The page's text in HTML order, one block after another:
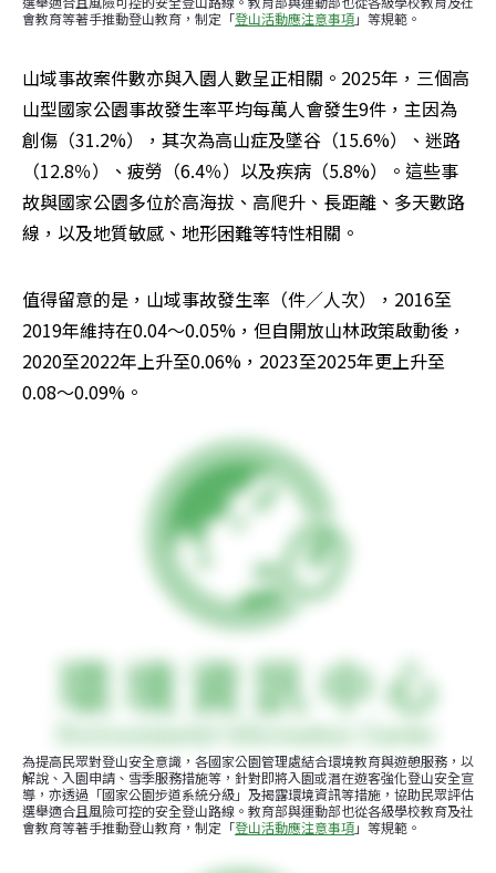
會教育等著手推動登山教育，制定「登山活動應注意事項」等規範。
山域事故案件數亦與入園人數呈正相關。2025年，三個高
山型國家公園事故發生率平均每萬人會發生9件，主因為
創傷（31.2%），其次為高山症及墜谷（15.6%）、迷路
（12.8％）、疲勞（6.4％）以及疾病（5.8%）。這些事
故與國家公園多位於高海拔、高爬升、長距離、多天數路
線，以及地質敏感、地形困難等特性相關。
值得留意的是，山域事故發生率（件／人次），2016至
2019年維持在0.04～0.05%，但自開放山林政策啟動後，
2020至2022年上升至0.06%，2023至2025年更上升至
0.08～0.09%。
為提高民眾對登山安全意識，各國家公園管理處結合環境教育與遊憩服務，以
解說、入園申請、雪季服務措施等，針對即將入園或潛在遊客強化登山安全宣
導，亦透過「國家公園步道系統分級」及揭露環境資訊等措施，協助民眾評估
選舉適合且風險可控的安全登山路線。教育部與運動部也從各級學校教育及社
會教育等著手推動登山教育，制定「登山活動應注意事項」等規範。